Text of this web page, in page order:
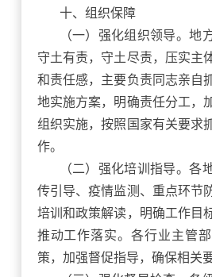
十、组织保障
（一）强化组织领导。地
守土有责，守土尽责，压实主
和责任感，主要负责同志亲自
地实施方案，明确责任分工，
组织实施，按照国家有关要求
作。
（二）强化培训指导。各
传引导、疫情监测、重点环节
培训和政策解读，明确工作目
推动工作落实。各行业主管
策，加强督促指导，确保相关